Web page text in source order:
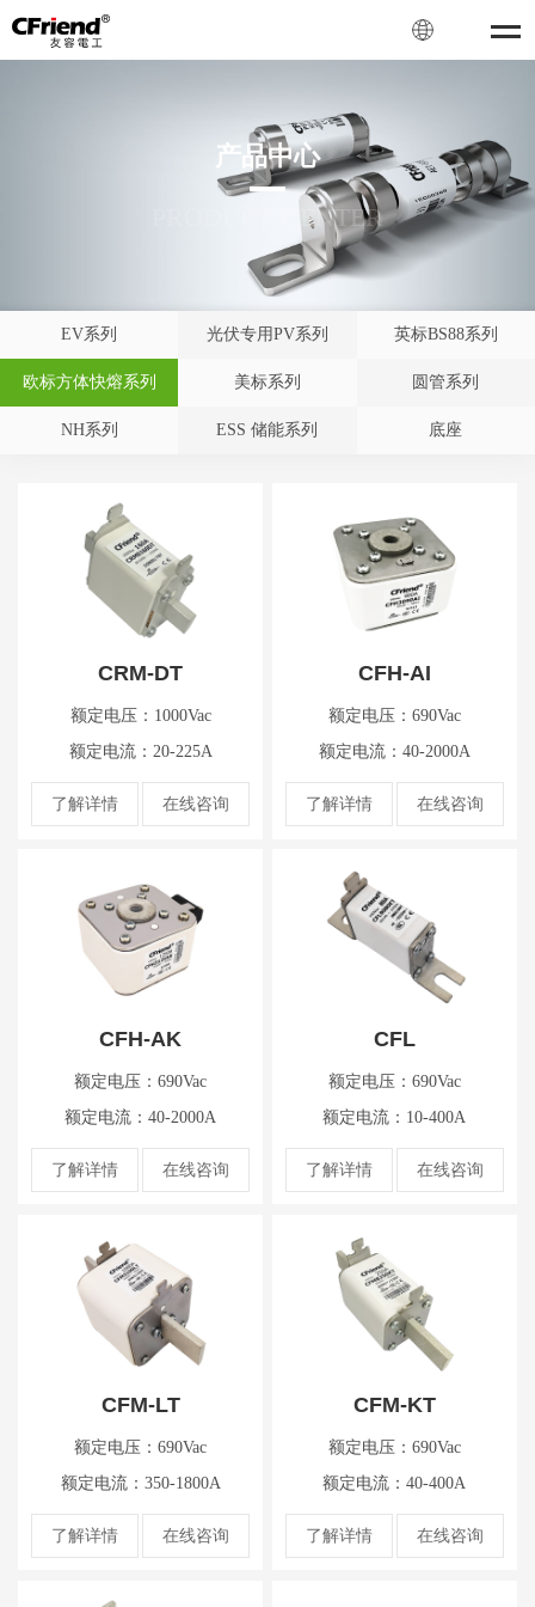
产品中心
PRODUCT CENTER
EV系列 光伏专用PV系列 英标BS88系列
欧标方体快熔系列 美标系列 圆管系列
NH系列 ESS 储能系列 底座
CRM-DT
额定电压：1000Vac
额定电流：20-225A
了解详情 在线咨询
CFH-AI
额定电压：690Vac
额定电流：40-2000A
了解详情 在线咨询
CFH-AK
额定电压：690Vac
额定电流：40-2000A
了解详情 在线咨询
CFL
额定电压：690Vac
额定电流：10-400A
了解详情 在线咨询
CFM-LT
额定电压：690Vac
额定电流：350-1800A
了解详情 在线咨询
CFM-KT
额定电压：690Vac
额定电流：40-400A
了解详情 在线咨询